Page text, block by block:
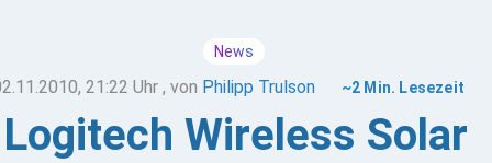
News
21:22 Uhr , von Philipp Trulson ~2 Min. Lesezeit
Logitech Wireless Solar